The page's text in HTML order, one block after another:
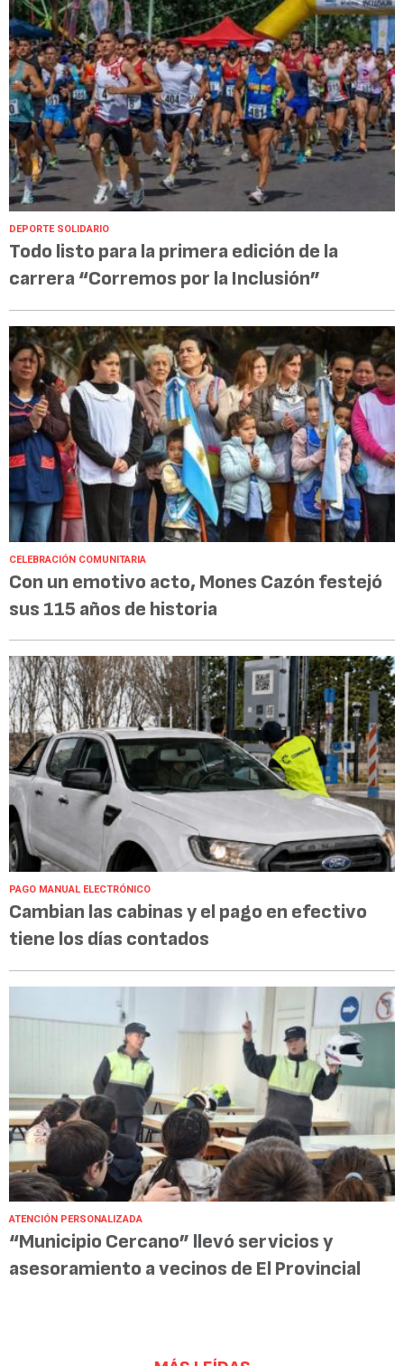
DEPORTE SOLIDARIO
Todo listo para la primera edición de la
carrera “Corremos por la Inclusión”
CELEBRACIÓN COMUNITARIA
Con un emotivo acto, Mones Cazón festejó
sus 115 años de historia
PAGO MANUAL ELECTRÓNICO
Cambian las cabinas y el pago en efectivo
tiene los días contados
ATENCIÓN PERSONALIZADA
“Municipio Cercano” llevó servicios y
asesoramiento a vecinos de El Provincial